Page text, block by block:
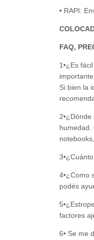
• RAPI:
FAQ,
1•¿Es
Si bien la
humedad.
4•¿Como
podés
factores
6• Se me